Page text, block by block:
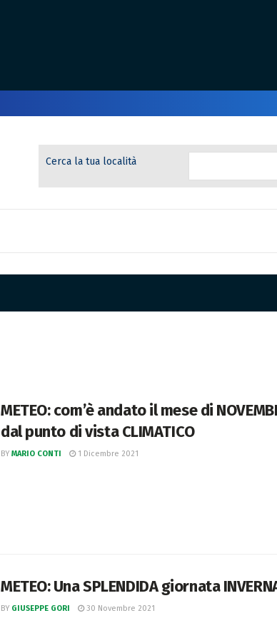
Cerca la tua località
METEO: com’è andato il mese di
dal punto di vista CLIMATICO
BY MARIO CONTI 1 Dicembre 2021
METEO: Una SPLENDIDA giornata
BY GIUSEPPE GORI 30 Novembre 2021